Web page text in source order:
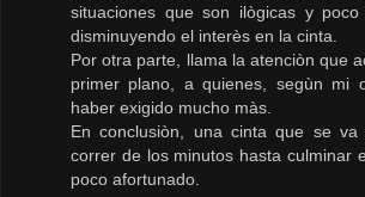
situaciones que son ilògicas y
disminuyendo el interès en la cinta.
Por otra parte, llama la atenciòn que
primer plano, a quienes, segùn mi
haber exigido mucho màs.
En conclusiòn, una cinta que se va
correr de los minutos hasta culminar
poco afortunado.